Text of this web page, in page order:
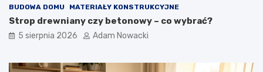
BUDOWA DOMU MATERIAŁY KONSTRUKCYJNE
Strop drewniany czy betonowy – co wybrać?
5 sierpnia 2026 Adam Nowacki